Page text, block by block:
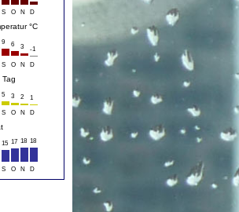
S O N D
°C
9 6 3 -1
S O N D
5 3 2 1
S O N D
15 17 18 18
S O N D